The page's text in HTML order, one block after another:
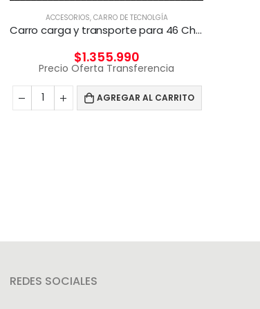
ACCESORIOS, CARRO DE TECNOLGÍA
Carro carga y transporte para 46 Chromebook
$1.355.990
Precio Oferta Transferencia
AGREGAR AL CARRITO
REDES SOCIALES